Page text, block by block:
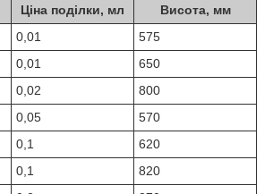
Ціна поділки, мл
Висота, мм
0,01
575
0,01
650
0,02
800
0,05
570
0,1
620
0,1
820